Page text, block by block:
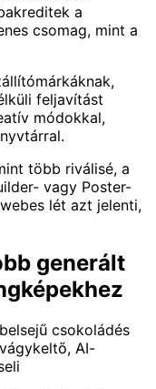
a
csomag, mint a
feljavítást
módokkal,
több riválisé, a
vagy Poster-
lét azt jelenti,
generált
csokoládés
AI-